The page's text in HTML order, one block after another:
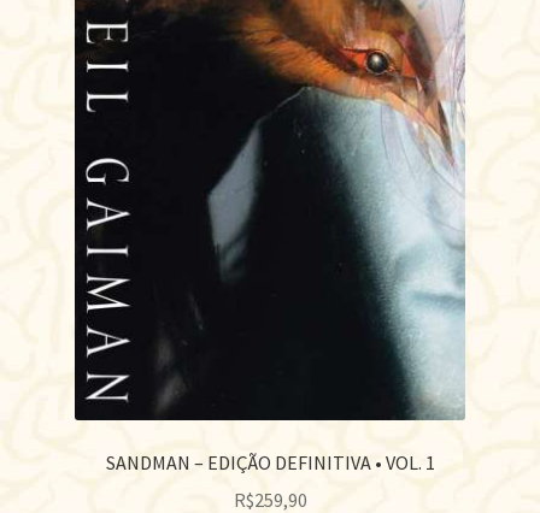
SANDMAN – EDIÇÃO DEFINITIVA • VOL. 1
R$259,90